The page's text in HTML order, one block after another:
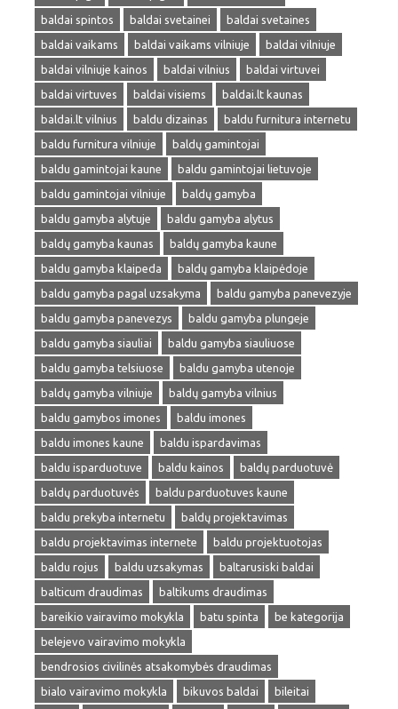
baldai spintos
baldai svetainei
baldai svetaines
baldai vaikams
baldai vaikams vilniuje
baldai vilniuje
baldai vilniuje kainos
baldai vilnius
baldai virtuvei
baldai virtuves
baldai visiems
baldai.lt kaunas
baldai.lt vilnius
baldu dizainas
baldu furnitura internetu
baldu furnitura vilniuje
baldų gamintojai
baldu gamintojai kaune
baldu gamintojai lietuvoje
baldu gamintojai vilniuje
baldų gamyba
baldu gamyba alytuje
baldu gamyba alytus
baldų gamyba kaunas
baldų gamyba kaune
baldu gamyba klaipeda
baldų gamyba klaipėdoje
baldu gamyba pagal uzsakyma
baldu gamyba panevezyje
baldu gamyba panevezys
baldu gamyba plungeje
baldu gamyba siauliai
baldu gamyba siauliuose
baldu gamyba telsiuose
baldu gamyba utenoje
baldų gamyba vilniuje
baldų gamyba vilnius
baldu gamybos imones
baldu imones
baldu imones kaune
baldu ispardavimas
baldu isparduotuve
baldu kainos
baldų parduotuvė
baldų parduotuvės
baldu parduotuves kaune
baldu prekyba internetu
baldų projektavimas
baldu projektavimas internete
baldu projektuotojas
baldu rojus
baldu uzsakymas
baltarusiski baldai
balticum draudimas
baltikums draudimas
bareikio vairavimo mokykla
batu spinta
be kategorija
belejevo vairavimo mokykla
bendrosios civilinės atsakomybės draudimas
bialo vairavimo mokykla
bikuvos baldai
bileitai